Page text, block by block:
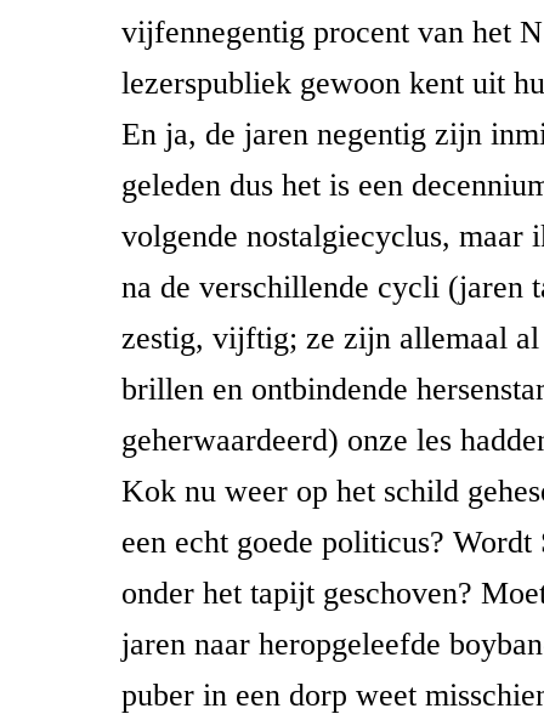
vijfennegentig procent van het
lezerspubliek gewoon kent uit
En ja, de jaren negentig zijn
geleden dus het is een
volgende nostalgiecyclus, maar
na de verschillende cycli (jaren
zestig, vijftig; ze zijn allemaal al
brillen en ontbindende
geherwaardeerd) onze les
Kok nu weer op het schild
een echt goede politicus? Wordt
onder het tapijt geschoven?
jaren naar heropgeleefde
puber in een dorp weet